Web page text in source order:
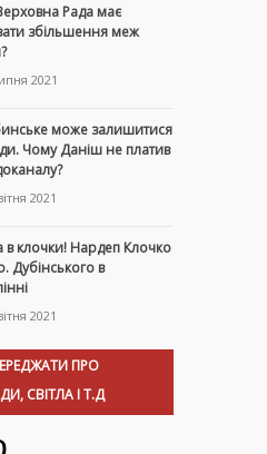
Рада має
збільшення меж
2021
може залишитися
Чому Даніш не платив
2021
в клочки! Нардеп Клочко
Дубінського в
2021
ПРО
СВІТЛА І Т.Д